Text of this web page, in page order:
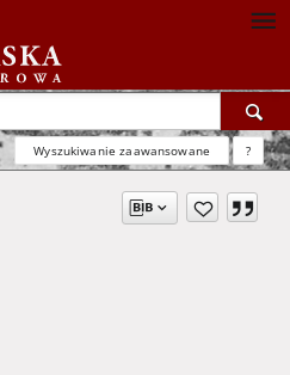
Wyszukiwanie zaawansowane ?